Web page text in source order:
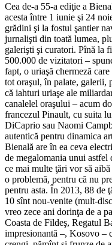
Cea de-a 55-a ediţie a
acesta între 1 iunie şi 24
grădini şi la fostul şantier
jurnalişti din toată lumea,
galerişti şi curatori. Pînă la
500.000 de vizitatori –
fapt, o uriaşă chermeză
tot oraşul, în palate, galerii,
că iahturi uriaşe ale
canalelel oraşului – acum
francezul Pinault, cu suita
DiCaprio sau Naomi
autentică pentru dinamica
Bienală are în ea ceva
de megalomania unui astfel
ce mai multe ţări vor să
o problemă, pentru că nu
pentru asta. În 2013, 88 de
10 sînt nou-venite (mult-
vreo zece ani dorinţa de a
Coasta de Fildeş, Regatul
impresionantă –, Kosovo –